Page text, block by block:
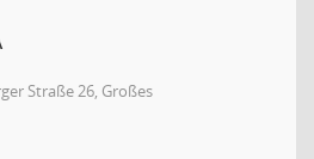
Straße 26, Großes